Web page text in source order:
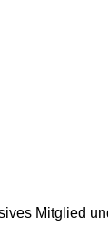
Mitglied